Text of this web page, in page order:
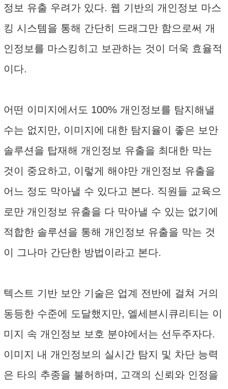
정보 유출 우려가 있다. 웹 기반의 개인정보 마스
킹 시스템을 통해 간단히 드래그만 함으로써 개
인정보를 마스킹히고 보관하는 것이 더욱 효율적
이다.
어떤 이미지에서도 100% 개인정보를 탐지해낼
수는 없지만, 이미지에 대한 탐지율이 좋은 보안
솔루션을 탑재해 개인정보 유출을 최대한 막는
것이 중요하고, 이렇게 해야만 개인정보 유출을
어느 정도 막아낼 수 있다고 본다. 직원들 교육으
로만 개인정보 유출을 다 막아낼 수 있는 없기에
적합한 솔루션을 통해 개인정보 유출을 막는 것
이 그나마 간단한 방법이라고 본다.
텍스트 기반 보안 기술은 업계 전반에 걸쳐 거의
동등한 수준에 도달했지만, 엘세븐시큐리티는 이
미지 속 개인정보 보호 분야에서는 선두주자다.
이미지 내 개인정보의 실시간 탐지 및 차단 능력
은 타의 추종을 불허하며, 고객의 신뢰와 인정을